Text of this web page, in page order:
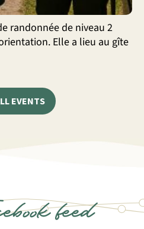
randonnée de niveau 2
Elle a lieu au gîte
EVENTS
feed